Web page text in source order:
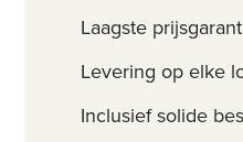
Laagste
Levering op elke
Inclusief solide